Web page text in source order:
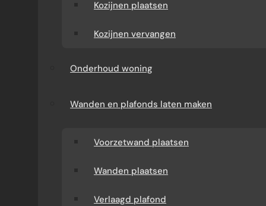
Kozijnen plaatsen
Kozijnen vervangen
Onderhoud woning
Wanden en plafonds laten maken
Voorzetwand plaatsen
Wanden plaatsen
Verlaagd plafond